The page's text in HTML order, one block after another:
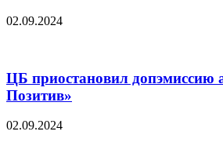
02.09.2024
ЦБ приостановил допэмиссию
Позитив»
02.09.2024